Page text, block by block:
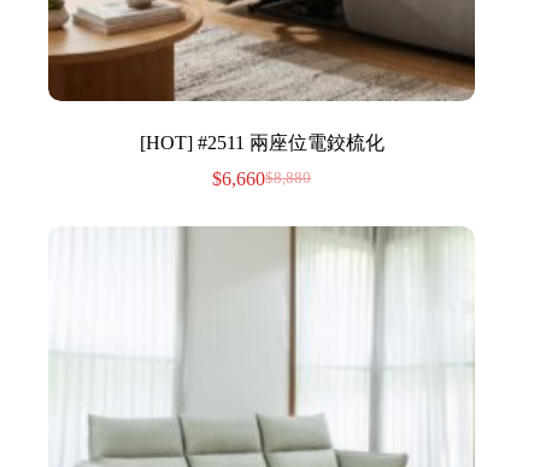
[HOT] #2511 兩座位電鉸梳化
$8,880
$6,660